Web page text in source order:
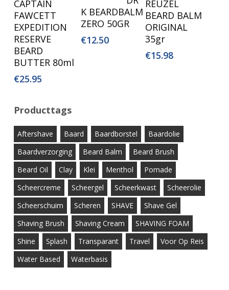
Aan
Winkelwagen
CAPTAIN
FAWCETT
EXPEDITION
RESERVE
BEARD
BUTTER 80ml
€25.95
Aan
Winkelwagen
K BEARDBALM
ZERO 50GR
€12.50
Aan
Winkelwagen
REUZEL
BEARD BALM
ORIGINAL
35gr
€15.98
Producttags
Aftershave Baard Baardborstel
Baardolie
Baardverzorging
Beard Balm
Beard Brush
Beard Oil
Clay Klei Menthol
Pomade
Scheercreme
Scheergel Scheerkwast
Scheerolie
Scheerschuim
Scheren SHAVE
Shave Gel
Shaving Brush
Shaving Cream
SHAVING FOAM
Shine
Splash Transparant Travel
Voor Op Reis
Water Based
Waterbasis